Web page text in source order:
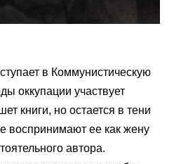
в Коммунистическую
оккупации участвует
книги, но остается в тени
воспринимают ее как жену
автора.